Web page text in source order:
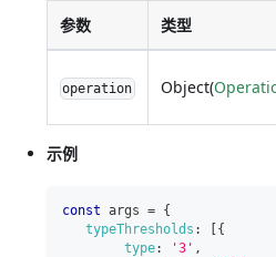
参数 类型
operation Object(
示例
const args = {
typeThresholds : [{
type: '3' ,